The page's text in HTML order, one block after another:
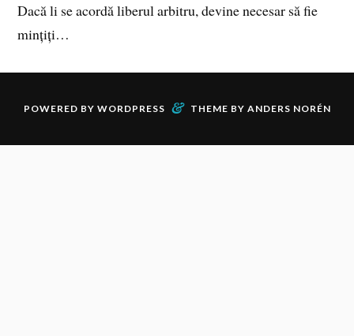
Dacă li se acordă liberul arbitru, devine necesar să fie
mințiți…
POWERED BY WORDPRESS & THEME BY ANDERS NORÉN